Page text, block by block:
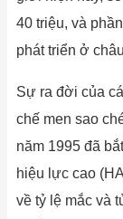
40 triệu, và
phát triển ở
Sự ra đời của
chế men sao
năm 1995 đã
hiệu lực cao
về tỷ lệ mắc và